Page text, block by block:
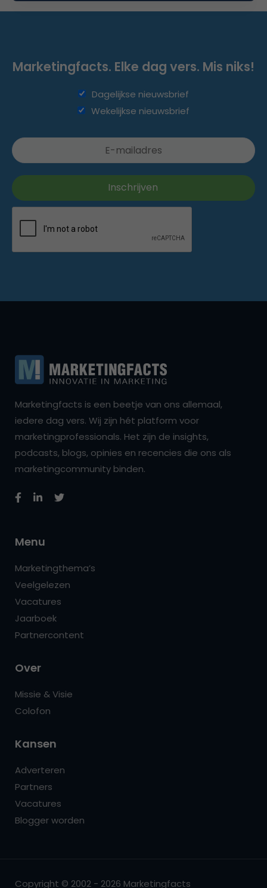
Marketingfacts. Elke dag vers. Mis niks!
Dagelijkse nieuwsbrief
Wekelijkse nieuwsbrief
Marketingfacts is een beetje van ons allemaal,
iedere dag vers. Wij zijn hét platform voor
marketingprofessionals. Het zijn de insights,
podcasts, blogs, opinies en recencies die ons als
marketingcommunity binden.
Menu
Marketingthema’s
Veelgelezen
Vacatures
Jaarboek
Partnercontent
Over
Missie & Visie
Colofon
Kansen
Adverteren
Partners
Vacatures
Blogger worden
Copyright © 2002 - 2026 Marketingfacts